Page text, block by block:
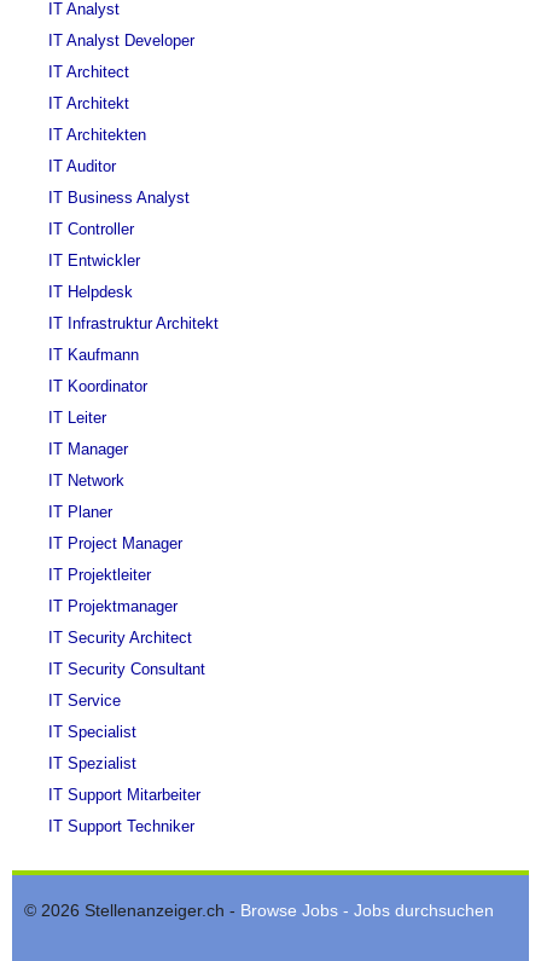
IT Analyst
IT Analyst Developer
IT Architect
IT Architekt
IT Architekten
IT Auditor
IT Business Analyst
IT Controller
IT Entwickler
IT Helpdesk
IT Infrastruktur Architekt
IT Kaufmann
IT Koordinator
IT Leiter
IT Manager
IT Network
IT Planer
IT Project Manager
IT Projektleiter
IT Projektmanager
IT Security Architect
IT Security Consultant
IT Service
IT Specialist
IT Spezialist
IT Support Mitarbeiter
IT Support Techniker
© 2026 Stellenanzeiger.ch - Browse Jobs - Jobs durchsuchen